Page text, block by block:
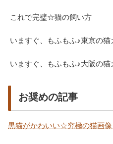
これで完璧☆猫の飼い方
いますぐ、もふもふ♪東京の
いますぐ、もふもふ♪大阪の
お奨めの記事
黒猫がかわいい☆究極の猫画像